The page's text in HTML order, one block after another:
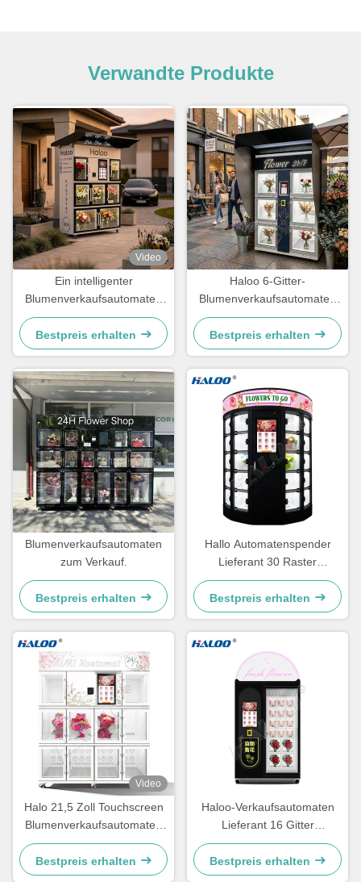
Verwandte Produkte
Video
Ein intelligenter
Blumenverkaufsautomaten
zum Verkauf.
Bestpreis erhalten
Haloo 6-Gitter-
Blumenverkaufsautomaten
mit robustem Baldachin.
Super wasserdichte Leistung
geeignet für den
Außenbereich.
Bestpreis erhalten
Blumenverkaufsautomaten
zum Verkauf.
Bestpreis erhalten
Hallo Automatenspender
Lieferant 30 Raster
Blumenautomat mit Kühl-
und Befeuchtungssystem,
kostenlose Logoanpassung
Bestpreis erhalten
Video
Halo 21,5 Zoll Touchscreen
Blumenverkaufsautomaten
mit Kühl- und
Konservierungssystem, aus
verzinktem Blechenmaterial
Bestpreis erhalten
Haloo-Verkaufsautomaten
Lieferant 16 Gitter
automatische Blumen-
Verkaufsautomaten, mit
Metallblech und Kühlsystem
Bestpreis erhalten